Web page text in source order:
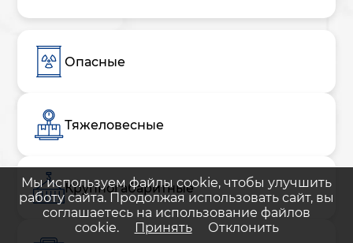
Опасные
Тяжеловесные
Крупногабаритные
Мы используем файлы cookie, чтобы улучшить
работу сайта. Продолжая использовать сайт, вы
соглашаетесь на использование файлов
cookie.
Принять Отклонить